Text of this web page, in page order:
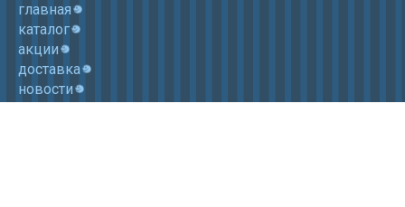
главная
каталог
акции
доставка
новости